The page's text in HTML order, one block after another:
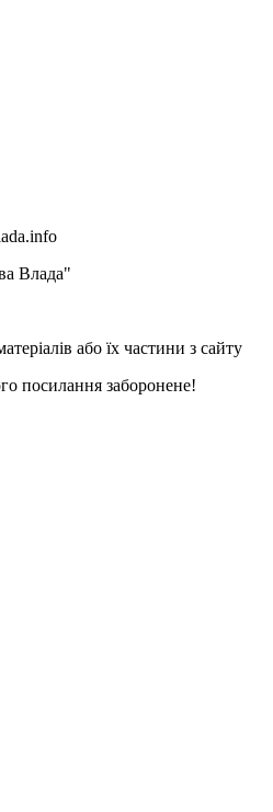
Влада"
або їх частини з сайту
посилання заборонене!